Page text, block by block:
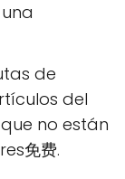
de
del
no están
免费.